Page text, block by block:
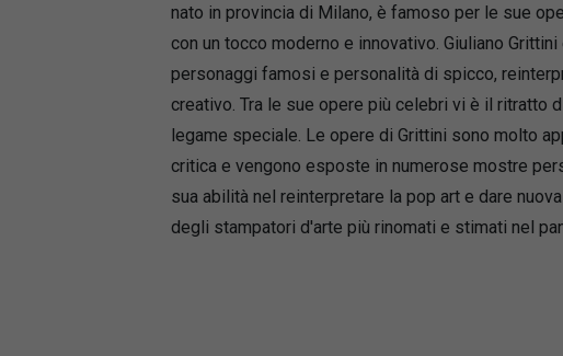
nato in provincia di Milano, è famoso per le sue
con un tocco moderno e innovativo. Giuliano
personaggi famosi e personalità di spicco,
creativo. Tra le sue opere più celebri vi è il ritratto
legame speciale. Le opere di Grittini sono molto
critica e vengono esposte in numerose mostre
sua abilità nel reinterpretare la pop art e dare
degli stampatori d'arte più rinomati e stimati nel